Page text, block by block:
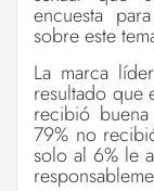
encuesta
sobre este
La marca
resultado que
recibió
79% no
solo al 6% le